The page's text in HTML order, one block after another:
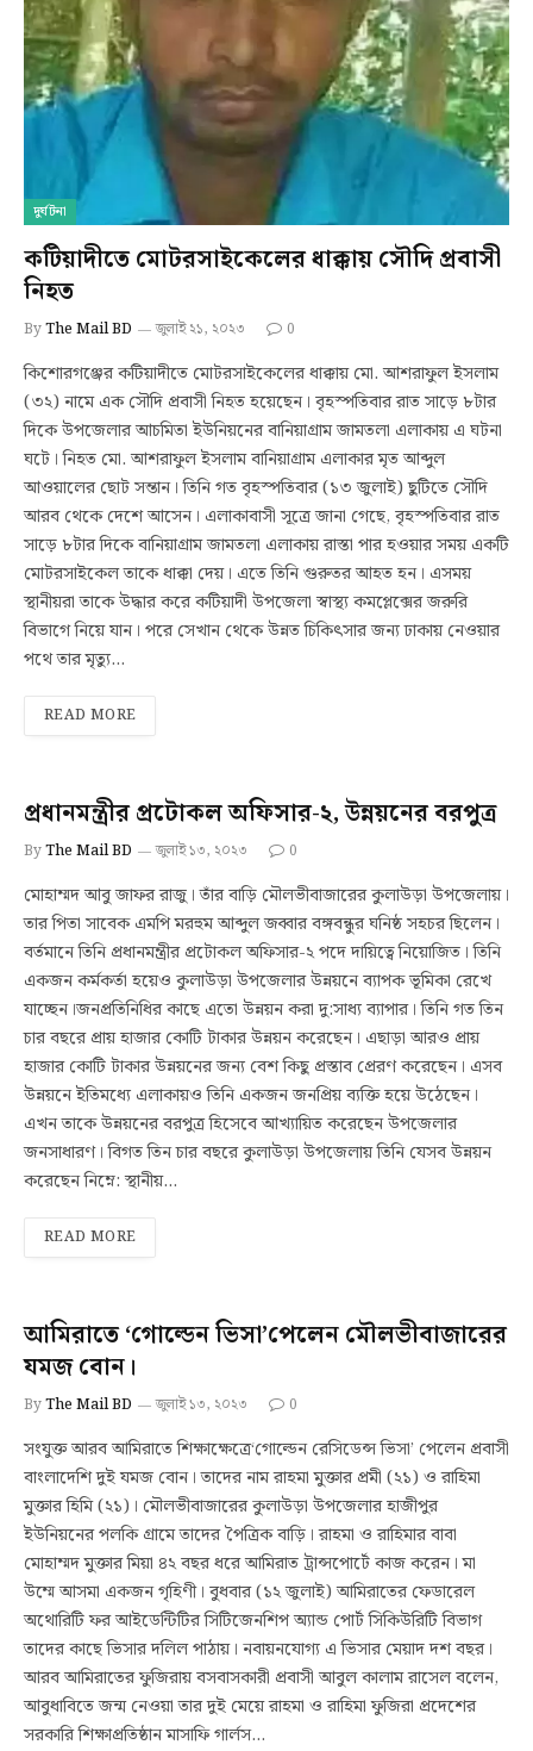
দুর্ঘটনা
কটিয়াদীতে মোটরসাইকেলের ধাক্কায় সৌদি প্রবাসী
নিহত
ByThe Mail BD জুলাই ২১, ২০২৩ 0
কিশোরগঞ্জের কটিয়াদীতে মোটরসাইকেলের ধাক্কায় মো. আশরাফুল ইসলাম
(৩২) নামে এক সৌদি প্রবাসী নিহত হয়েছেন। বৃহস্পতিবার রাত সাড়ে ৮টার
দিকে উপজেলার আচমিতা ইউনিয়নের বানিয়াগ্রাম জামতলা এলাকায় এ ঘটনা
ঘটে। নিহত মো. আশরাফুল ইসলাম বানিয়াগ্রাম এলাকার মৃত আব্দুল
আওয়ালের ছোট সন্তান। তিনি গত বৃহস্পতিবার (১৩ জুলাই) ছুটিতে সৌদি
আরব থেকে দেশে আসেন। এলাকাবাসী সূত্রে জানা গেছে, বৃহস্পতিবার রাত
সাড়ে ৮টার দিকে বানিয়াগ্রাম জামতলা এলাকায় রাস্তা পার হওয়ার সময় একটি
মোটরসাইকেল তাকে ধাক্কা দেয়। এতে তিনি গুরুতর আহত হন। এসময়
স্থানীয়রা তাকে উদ্ধার করে কটিয়াদী উপজেলা স্বাস্থ্য কমপ্লেক্সের জরুরি
বিভাগে নিয়ে যান। পরে সেখান থেকে উন্নত চিকিৎসার জন্য ঢাকায় নেওয়ার
পথে তার মৃত্যু…
READ MORE
প্রধানমন্ত্রীর প্রটোকল অফিসার-২, উন্নয়নের বরপুত্র
ByThe Mail BD জুলাই ১৩, ২০২৩ 0
মোহাম্মদ আবু জাফর রাজু। তাঁর বাড়ি মৌলভীবাজারের কুলাউড়া উপজেলায়।
তার পিতা সাবেক এমপি মরহুম আব্দুল জব্বার বঙ্গবন্ধুর ঘনিষ্ঠ সহচর ছিলেন।
বর্তমানে তিনি প্রধানমন্ত্রীর প্রটোকল অফিসার-২ পদে দায়িত্বে নিয়োজিত। তিনি
একজন কর্মকর্তা হয়েও কুলাউড়া উপজেলার উন্নয়নে ব্যাপক ভূমিকা রেখে
যাচ্ছেন।জনপ্রতিনিধির কাছে এতো উন্নয়ন করা দু:সাধ্য ব্যাপার। তিনি গত তিন
চার বছরে প্রায় হাজার কোটি টাকার উন্নয়ন করেছেন। এছাড়া আরও প্রায়
হাজার কোটি টাকার উন্নয়নের জন্য বেশ কিছু প্রস্তাব প্রেরণ করেছেন। এসব
উন্নয়নে ইতিমধ্যে এলাকায়ও তিনি একজন জনপ্রিয় ব্যক্তি হয়ে উঠেছেন।
এখন তাকে উন্নয়নের বরপুত্র হিসেবে আখ্যায়িত করেছেন উপজেলার
জনসাধারণ। বিগত তিন চার বছরে কুলাউড়া উপজেলায় তিনি যেসব উন্নয়ন
করেছেন নিম্নে: স্থানীয়…
READ MORE
আমিরাতে ‘গোল্ডেন ভিসা’পেলেন মৌলভীবাজারের
যমজ বোন।
ByThe Mail BD জুলাই ১৩, ২০২৩ 0
সংযুক্ত আরব আমিরাতে শিক্ষাক্ষেত্রে‘গোল্ডেন রেসিডেন্স ভিসা’ পেলেন প্রবাসী
বাংলাদেশি দুই যমজ বোন। তাদের নাম রাহমা মুক্তার প্রমী (২১) ও রাহিমা
মুক্তার হিমি (২১)। মৌলভীবাজারের কুলাউড়া উপজেলার হাজীপুর
ইউনিয়নের পলকি গ্রামে তাদের পৈত্রিক বাড়ি। রাহমা ও রাহিমার বাবা
মোহাম্মদ মুক্তার মিয়া ৪২ বছর ধরে আমিরাত ট্রান্সপোর্টে কাজ করেন। মা
উম্মে আসমা একজন গৃহিণী। বুধবার (১২ জুলাই) আমিরাতের ফেডারেল
অথোরিটি ফর আইডেন্টিটির সিটিজেনশিপ অ্যান্ড পোর্ট সিকিউরিটি বিভাগ
তাদের কাছে ভিসার দলিল পাঠায়। নবায়নযোগ্য এ ভিসার মেয়াদ দশ বছর।
আরব আমিরাতের ফুজিরায় বসবাসকারী প্রবাসী আবুল কালাম রাসেল বলেন,
আবুধাবিতে জন্ম নেওয়া তার দুই মেয়ে রাহমা ও রাহিমা ফুজিরা প্রদেশের
সরকারি শিক্ষাপ্রতিষ্ঠান মাসাফি গার্লস…